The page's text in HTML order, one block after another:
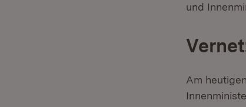
und
Am